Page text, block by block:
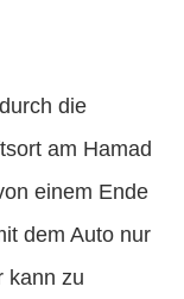
die
am Hamad
einem Ende
dem Auto nur
kann zu